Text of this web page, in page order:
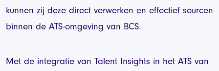
kunnen zij deze direct verwerken en effectief sourcen
binnen de ATS-omgeving van BCS.
Met de integratie van Talent Insights in het ATS van